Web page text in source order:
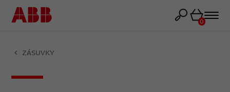
Košík
0
ZÁSUVKY